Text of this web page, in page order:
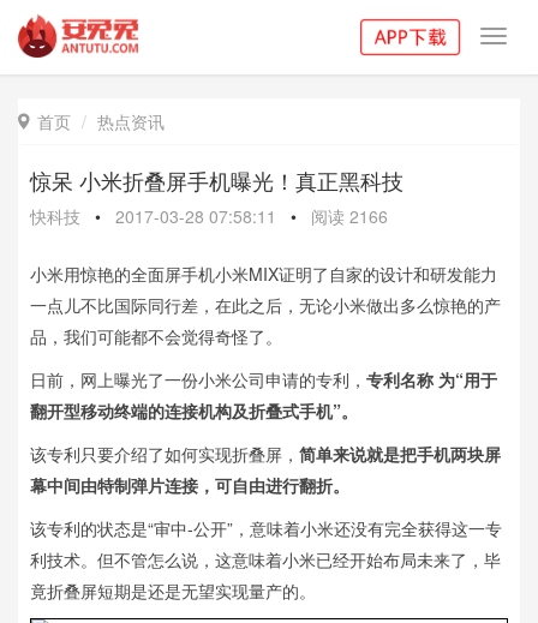
 首页 热点资讯
惊呆 小米折叠屏手机曝光！真正黑科技
快科技 • 2017-03-28 07:58:11 • 阅读 2166
小米用惊艳的全面屏手机小米MIX证明了自家的设计和研发能力
一点儿不比国际同行差，在此之后，无论小米做出多么惊艳的产
品，我们可能都不会觉得奇怪了。
日前，网上曝光了一份小米公司申请的专利， 专利名称 为“用于
翻开型移动终端的连接机构及折叠式手机”。
该专利只要介绍了如何实现折叠屏， 简单来说就是把手机两块屏
幕中间由特制弹片连接，可自由进行翻折。
该专利的状态是“审中-公开”，意味着小米还没有完全获得这一专
利技术。但不管怎么说，这意味着小米已经开始布局未来了，毕
竟折叠屏短期是还是无望实现量产的。